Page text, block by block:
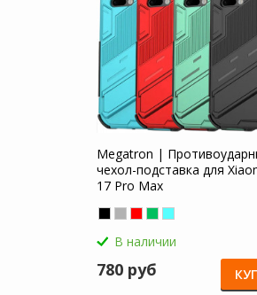
Megatron |
чехол-подставка для
17 Pro Max
В наличии
780 руб